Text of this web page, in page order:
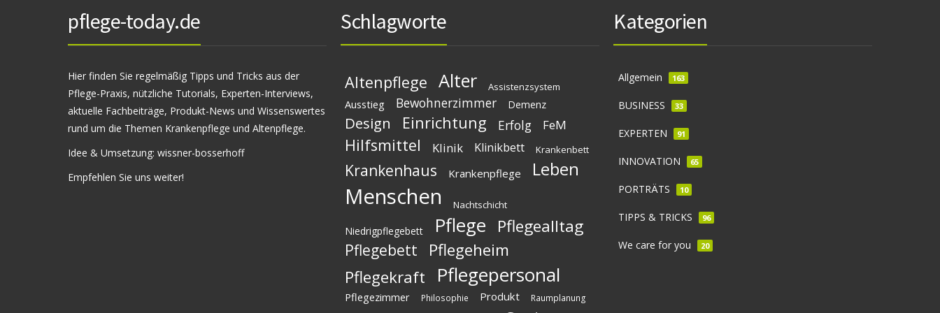
pflege-today.de
Hier finden Sie regelmäßig Tipps und Tricks aus der
Pflege-Praxis, nützliche Tutorials, Experten-Interviews,
aktuelle Fachbeiträge, Produkt-News und Wissenswertes
rund um die Themen Krankenpflege und Altenpflege.
Idee & Umsetzung: wissner-bosserhoff
Empfehlen Sie uns weiter!
Schlagworte
Altenpflege Alter Assistenzsystem
Ausstieg Bewohnerzimmer Demenz
Design Einrichtung Erfolg FeM
Hilfsmittel Klinik Klinikbett Krankenbett
Krankenhaus Krankenpflege Leben
Menschen Nachtschicht
Niedrigpflegebett Pflege Pflegealltag
Pflegebett
Pflegeheim
Pflegekraft
Pflegepersonal
Pflegezimmer Philosophie Produkt Raumplanung
Kategorien
Allgemein 163
BUSINESS 33
EXPERTEN 91
INNOVATION 65
PORTRÄTS 10
TIPPS & TRICKS 96
We care for you 20